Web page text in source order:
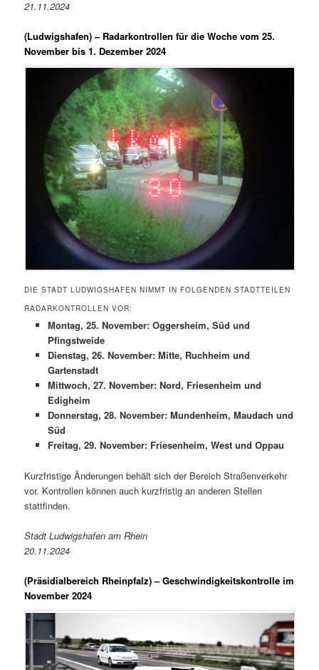
21.11.2024
(Ludwigshafen) – Radarkontrollen für die Woche vom 25.
November bis 1. Dezember 2024
DIE STADT LUDWIGSHAFEN NIMMT IN FOLGENDEN STADTTEILEN
RADARKONTROLLEN VOR:
Montag, 25. November: Oggersheim, Süd und
Pfingstweide
Dienstag, 26. November: Mitte, Ruchheim und
Gartenstadt
Mittwoch, 27. November: Nord, Friesenheim und
Edigheim
Donnerstag, 28. November: Mundenheim, Maudach und
Süd
Freitag, 29. November: Friesenheim, West und Oppau
Kurzfristige Änderungen behält sich der Bereich Straßenverkehr
vor. Kontrollen können auch kurzfristig an anderen Stellen
stattfinden.
Stadt Ludwigshafen am Rhein
20.11.2024
(Präsidialbereich Rheinpfalz)– Geschwindigkeitskontrolle im
November 2024